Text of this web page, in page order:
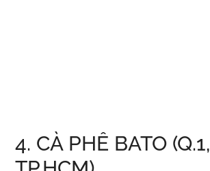
4. CÀ PHÊ BATO (Q.1,